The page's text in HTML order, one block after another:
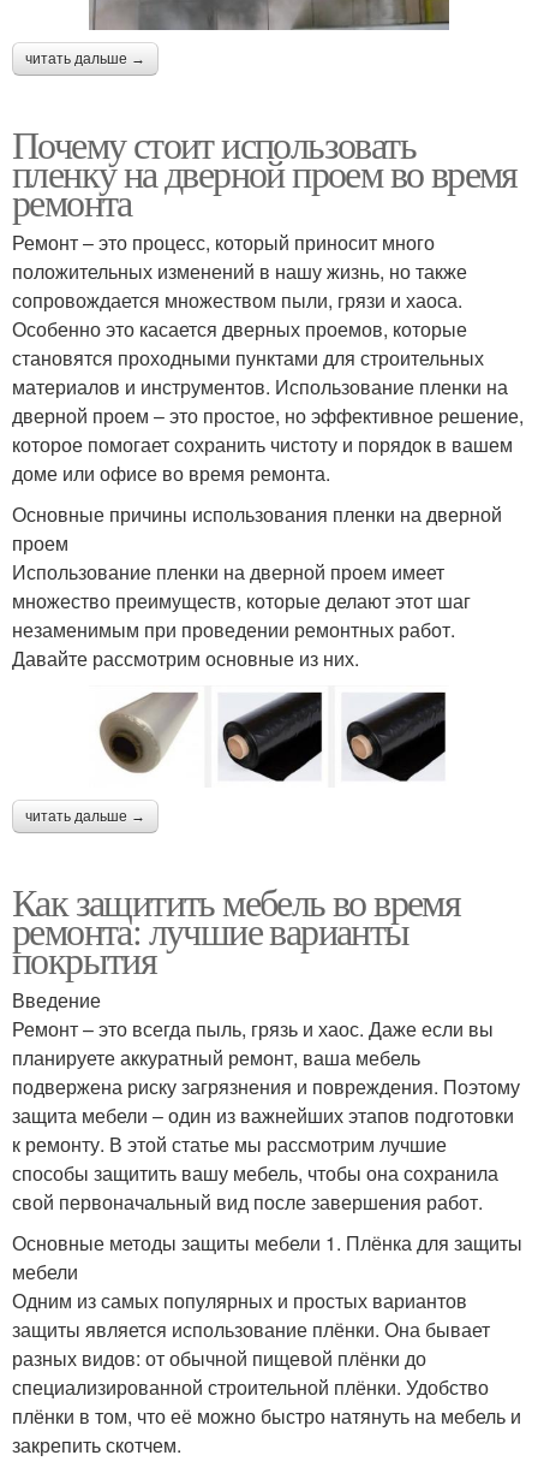
читать дальше →
Почему стоит использовать
пленку на дверной проем во время
ремонта
Ремонт – это процесс, который приносит много
положительных изменений в нашу жизнь, но также
сопровождается множеством пыли, грязи и хаоса.
Особенно это касается дверных проемов, которые
становятся проходными пунктами для строительных
материалов и инструментов. Использование пленки на
дверной проем – это простое, но эффективное решение,
которое помогает сохранить чистоту и порядок в вашем
доме или офисе во время ремонта.
Основные причины использования пленки на дверной
проем
Использование пленки на дверной проем имеет
множество преимуществ, которые делают этот шаг
незаменимым при проведении ремонтных работ.
Давайте рассмотрим основные из них.
читать дальше →
Как защитить мебель во время
ремонта: лучшие варианты
покрытия
Введение
Ремонт – это всегда пыль, грязь и хаос. Даже если вы
планируете аккуратный ремонт, ваша мебель
подвержена риску загрязнения и повреждения. Поэтому
защита мебели – один из важнейших этапов подготовки
к ремонту. В этой статье мы рассмотрим лучшие
способы защитить вашу мебель, чтобы она сохранила
свой первоначальный вид после завершения работ.
Основные методы защиты мебели 1. Плёнка для защиты
мебели
Одним из самых популярных и простых вариантов
защиты является использование плёнки. Она бывает
разных видов: от обычной пищевой плёнки до
специализированной строительной плёнки. Удобство
плёнки в том, что её можно быстро натянуть на мебель и
закрепить скотчем.